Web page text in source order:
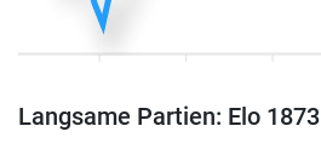
Langsame Partien: Elo 1873